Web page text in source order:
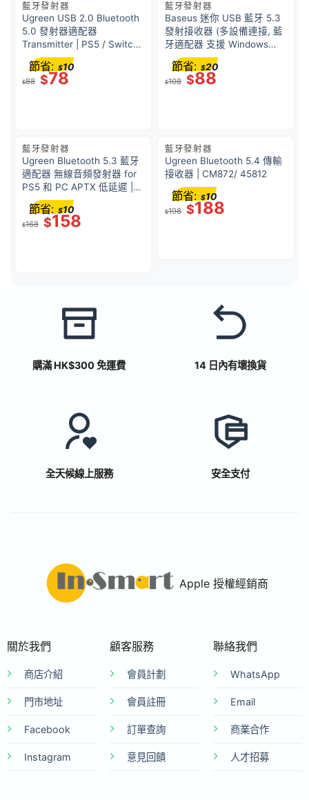
藍牙發射器
Ugreen USB 2.0 Bluetooth
5.0 發射器適配器
Transmitter | PS5 / Switch |
CM408/ 10928
$88 $78
節省: $10
藍牙發射器
Baseus 迷你 USB 藍牙 5.3
發射接收器 (多設備連接, 藍
牙適配器 支援 Windows
10/8.1/8/7/XP/Vista) BA07
$108 $88
節省: $20
藍牙發射器
Ugreen Bluetooth 5.3 藍牙
適配器 無線音頻發射器 for
PS5 和 PC APTX 低延遲 |
BT501/45008
$168 $158
節省: $10
藍牙發射器
Ugreen Bluetooth 5.4 傳輸
接收器 | CM872/ 45812
$198 $188
節省: $10
購滿 HK$300 免運費 14 日內有壞換貨
全天候線上服務 安全支付
Apple 授權經銷商
關於我們
商店介紹
門市地址
Facebook
Instagram
顧客服務
會員計劃
會員註冊
訂單查詢
意見回饋
聯絡我們
WhatsApp
Email
商業合作
人才招募